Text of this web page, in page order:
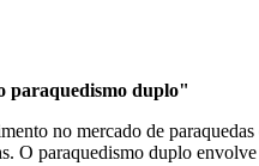
paraquedismo duplo"
no mercado de
paraquedismo duplo